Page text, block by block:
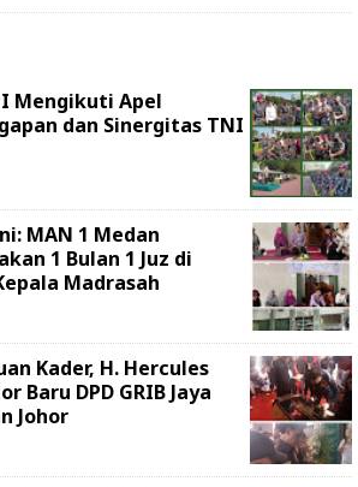
Mengikuti Apel
dan Sinergitas TNI
MAN 1 Medan
1 Bulan 1 Juz di
Madrasah
Kader, H. Hercules
Baru DPD GRIB Jaya
Johor